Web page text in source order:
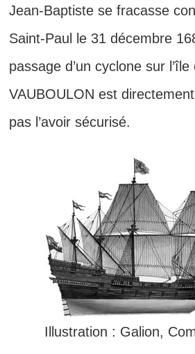
Jean-Baptiste se fracasse
Saint-Paul le 31 décembre
passage d’un cyclone sur
VAUBOULON est
pas l’avoir sécurisé.
Illustration : Galion,